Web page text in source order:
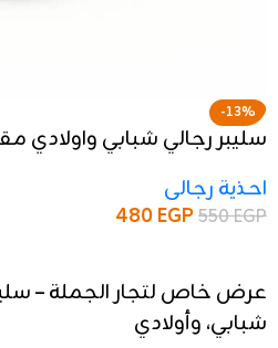
-13%
سليبر رجالي شبابي واولادي
احذية رجالى
550EGP
480EGP
عرض خاص لتجار الجملة –
شبابي، وأولادي